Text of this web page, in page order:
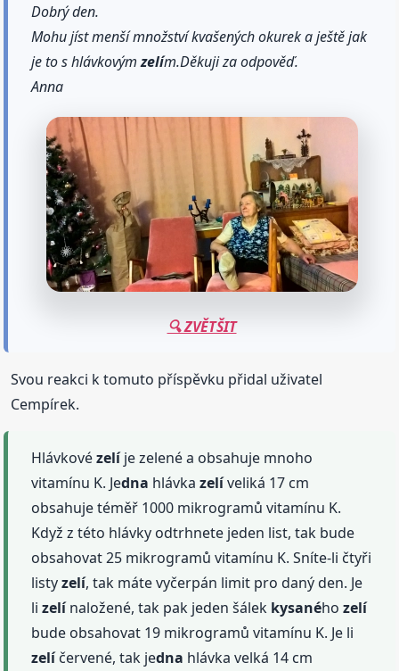
Dobrý den.
Mohu jíst menší množství kvašených okurek a ještě jak
je to s hlávkovýmzelím.Děkuji za odpověď.
Anna
🔍 ZVĚTŠIT
Svou reakci k tomuto příspěvku přidal uživatel
Cempírek.
Hlávkovézelíje zelené a obsahuje mnoho
vitamínu K. Jedna hlávkazelíveliká 17 cm
obsahuje téměř 1000 mikrogramů vitamínu K.
Když z této hlávky odtrhnete jeden list, tak bude
obsahovat 25 mikrogramů vitamínu K. Sníte-li čtyři
listyzelí, tak máte vyčerpán limit pro daný den. Je
lizelínaložené, tak pak jeden šálek kysanéhozelí
bude obsahovat 19 mikrogramů vitamínu K. Je li
zelíčervené, tak jedna hlávka velká 14 cm